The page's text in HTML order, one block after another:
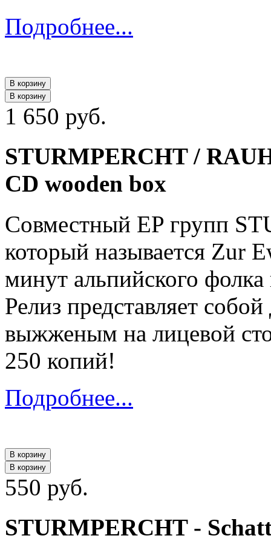
Подробнее...
В корзину
В корзину
1 650 руб.
STURMPERCHT /
CD wooden box
Cовместный EP групп
который называется Zur
минут альпийского
Релиз представляет
выжженым на лицевой
250 копий!
Подробнее...
В корзину
В корзину
550 руб.
STURMPERCHT -